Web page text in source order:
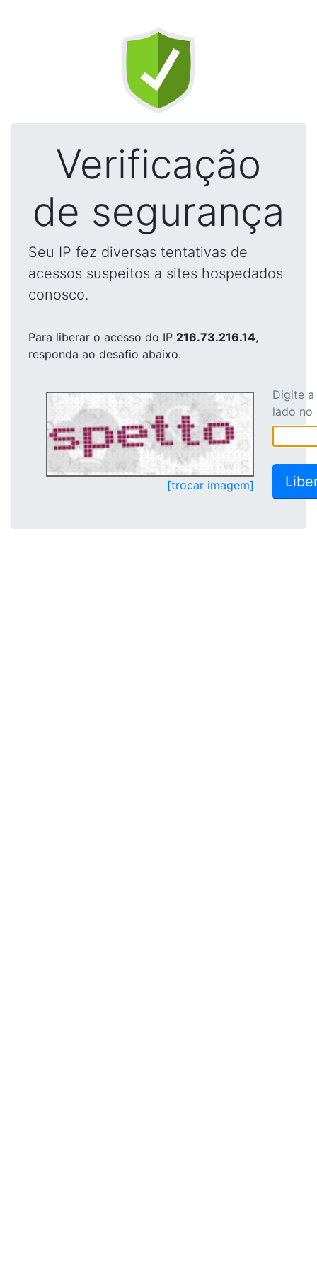
Verificação
de segurança
Seu IP fez diversas tentativas de
acessos suspeitos a sites hospedados
conosco.
Para liberar o acesso do IP 216.73.216.14,
responda ao desafio abaixo.
[trocar imagem]
Digite
lado no